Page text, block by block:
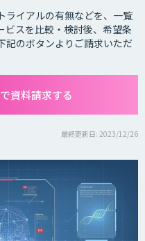
ライアルの有無などを、一覧
ビスを比較・検討後、希望条
記のボタンよりご請求いただ
資料請求する
最終更新日: 2023/12/26